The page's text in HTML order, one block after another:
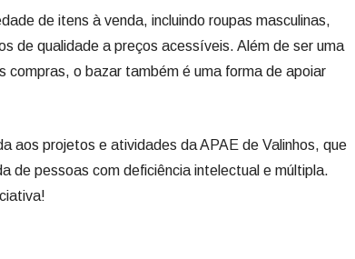
de itens à venda, incluindo roupas masculinas,
de qualidade a preços acessíveis. Além de ser uma
compras, o bazar também é uma forma de apoiar
aos projetos e atividades da APAE de Valinhos, que
de pessoas com deficiência intelectual e múltipla.